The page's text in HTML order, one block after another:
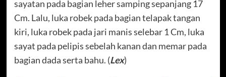
sayatan pada bagian leher samping sepanjang 17
Cm. Lalu, luka robek pada bagian telapak tangan
kiri, luka robek pada jari manis selebar 1 Cm, luka
sayat pada pelipis sebelah kanan dan memar pada
bagian dada serta bahu. (Lex)